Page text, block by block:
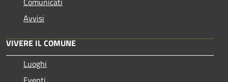
Avvisi
VIVERE IL COMUNE
Luoghi